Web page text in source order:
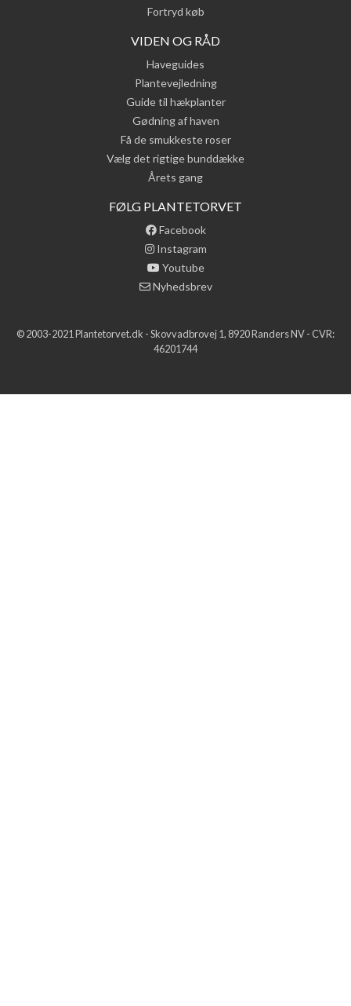
Fortryd køb
VIDEN OG RÅD
Haveguides
Plantevejledning
Guide til hækplanter
Gødning af haven
Få de smukkeste roser
Vælg det rigtige bunddække
Årets gang
FØLG PLANTETORVET
Facebook
Instagram
Youtube
Nyhedsbrev
© 2003-2021 Plantetorvet.dk - Skovvadbrovej 1, 8920 Randers NV - CVR:
46201744